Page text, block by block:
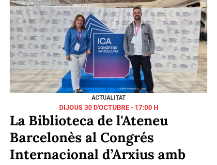
ACTUALITAT
DILLUNS 10 D'AGOST - 21:54 H
La Gran Substitució, d’Albert
Pijuan, obra guanyadora del
LIV Premi Crexells